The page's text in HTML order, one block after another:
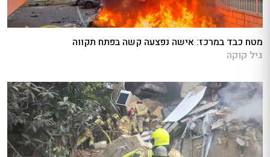
מטח כבד במרכז: אישה נפצעה קשה בפתח תקווה
גיל קוקה